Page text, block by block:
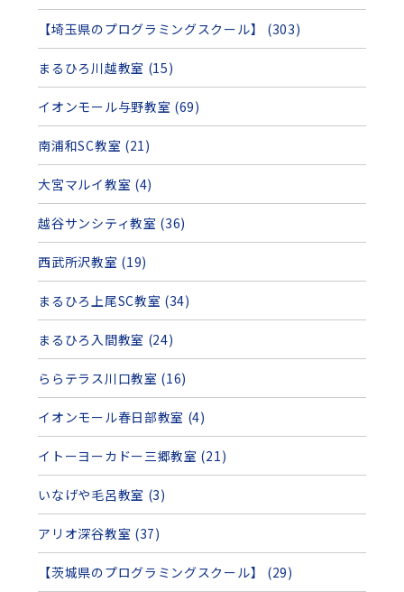
【埼玉県のプログラミングスクール】 (303)
まるひろ川越教室 (15)
イオンモール与野教室 (69)
南浦和SC教室 (21)
大宮マルイ教室 (4)
越谷サンシティ教室 (36)
西武所沢教室 (19)
まるひろ上尾SC教室 (34)
まるひろ入間教室 (24)
ららテラス川口教室 (16)
イオンモール春日部教室 (4)
イトーヨーカドー三郷教室 (21)
いなげや毛呂教室 (3)
アリオ深谷教室 (37)
【茨城県のプログラミングスクール】 (29)